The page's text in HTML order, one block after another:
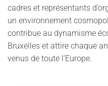
cadres et représentants
un environnement
contribue au dynamisme
Bruxelles et attire chaque
venus de toute l’Europe.